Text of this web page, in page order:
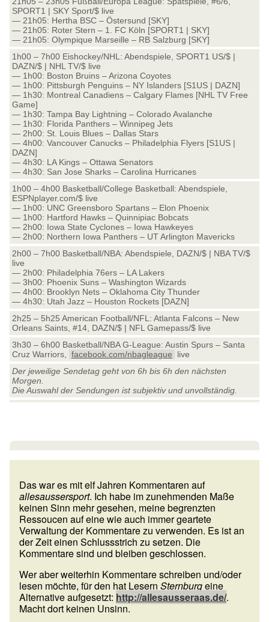
SPORT1 | SKY Sport/$ live
— 21h05: Hertha BSC – Östersund [SKY]
— 21h05: Roter Stern – 1. FC Köln [SPORT1 | SKY]
— 21h05: Olympique Marseille – RB Salzburg [SKY]
1h00 – 7h00 Eishockey/NHL: Abendspiele, SPORT1 US/$ |
DAZN/$ | NHL TV/$ live
— 1h00: Boston Bruins – Arizona Coyotes
— 1h00: Pittsburgh Penguins – NY Islanders [S1US | DAZN]
— 1h30: Montreal Canadiens – Calgary Flames [NHL TV Free
Game]
— 1h30: Tampa Bay Lightning – Colorado Avalanche
— 1h30: Florida Panthers – Winnipeg Jets
— 2h00: St. Louis Blues – Dallas Stars
— 4h00: Vancouver Canucks – Philadelphia Flyers [S1US |
DAZN]
— 4h30: LA Kings – Ottawa Senators
— 4h30: San Jose Sharks – Carolina Hurricanes
1h00 – 4h00 Basketball/College Basketball: Abendspiele,
ESPNplayer.com/$ live
— 1h00: UNC Greensboro Spartans – Elon Phoenix
— 1h00: Hartford Hawks – Quinnipiac Bobcats
— 2h00: Iowa State Cyclones – Iowa Hawkeyes
— 2h00: Northern Iowa Panthers – UT Arlington Mavericks
2h00 – 7h00 Basketball/NBA: Abendspiele, DAZN/$ | NBA TV/$
live
— 2h00: Philadelphia 76ers – LA Lakers
— 3h00: Phoenix Suns – Washington Wizards
— 4h00: Brooklyn Nets – Oklahoma City Thunder
— 4h30: Utah Jazz – Houston Rockets [DAZN]
2h25 – 5h25 American Football/NFL: Atlanta Falcons – New
Orleans Saints, #14, DAZN/$ | NFL Gamepass/$ live
3h30 – 6h00 Basketball/NBA G-League: Austin Spurs – Santa
Cruz Warriors,
facebook.com/nbagleague
live
Der jeweilige Sendetag geht von 6h bis 6h den nächsten
Morgen.
Die Auswahl der Sendungen ist subjektiv und unvollständig.
Das war es mit elf Jahren Kommentaren auf
allesaussersport. Ich habe im zunehmenden Maße
keinen Sinn mehr gesehen, meine begrenzten
Ressoucen auf eine wie auch immer geartete
Verwaltung der Kommentare zu verwenden. Es ist an
der Zeit einen Schlussstrich zu setzen. Die
Kommentare sind und bleiben geschlossen.
Wer aber weiterhin Kommentare schreiben und/oder
lesen möchte, für den hat Lesern Sternburgeine
Alternative aufgesetzt: http://allesausseraas.de/.
Macht dort keinen Unsinn.